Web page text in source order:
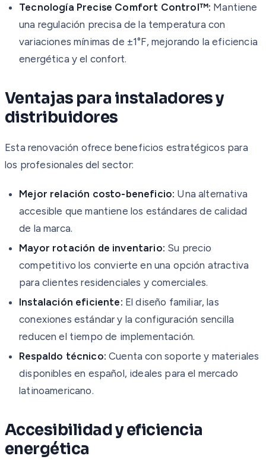
Tecnología Precise Comfort Control™: Mantiene
una regulación precisa de la temperatura con
variaciones mínimas de ±1°F, mejorando la eficiencia
energética y el confort.
Ventajas para instaladores y
distribuidores
Esta renovación ofrece beneficios estratégicos para
los profesionales del sector:
Mejor relación costo-beneficio: Una alternativa
accesible que mantiene los estándares de calidad
de la marca.
Mayor rotación de inventario: Su precio
competitivo los convierte en una opción atractiva
para clientes residenciales y comerciales.
Instalación eficiente: El diseño familiar, las
conexiones estándar y la configuración sencilla
reducen el tiempo de implementación.
Respaldo técnico: Cuenta con soporte y materiales
disponibles en español, ideales para el mercado
latinoamericano.
Accesibilidad y eficiencia
energética